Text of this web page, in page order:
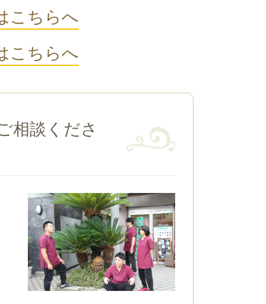
こちらへ
こちらへ
相談くださ